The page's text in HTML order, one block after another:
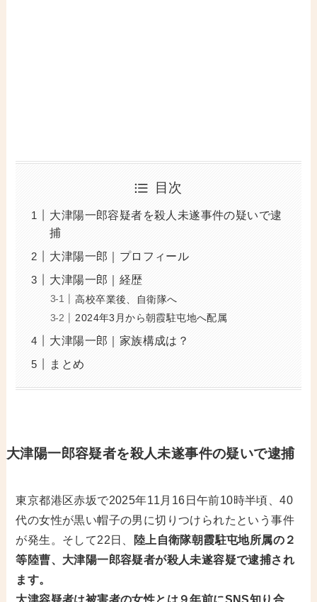
目次
大津陽一郎容疑者を殺人未遂事件の疑いで逮
捕
大津陽一郎｜プロフィール
大津陽一郎｜経歴
高校卒業後、自衛隊へ
2024年3月から朝霞駐屯地へ配属
大津陽一郎｜家族構成は？
まとめ
大津陽一郎容疑者を殺人未遂事件の疑いで逮捕
東京都港区赤坂で2025年11月16日午前10時半頃、40
代の女性が黒い帽子の男に切りつけられたという事件
が発生。そして22日、
陸上自衛隊朝霞駐屯地所属の２
等陸曹、大津陽一郎容疑者が殺人未遂容疑で逮捕され
ます。
大津容疑者は被害者の女性とは９年前にSNS知り合